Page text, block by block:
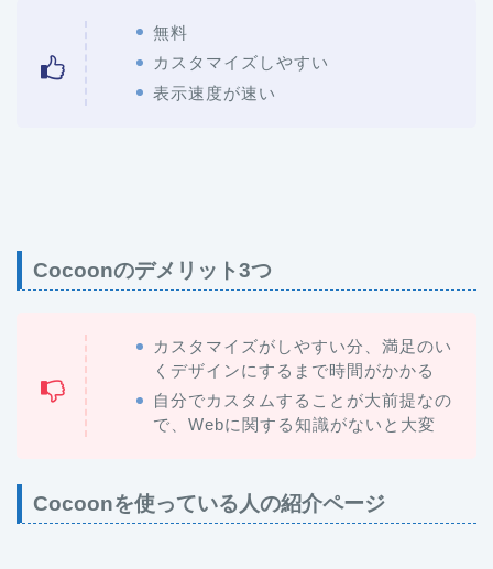
無料
カスタマイズしやすい
表示速度が速い
Cocoonのデメリット3つ
カスタマイズがしやすい分、満足のい
くデザインにするまで時間がかかる
自分でカスタムすることが大前提なの
で、Webに関する知識がないと大変
Cocoonを使っている人の紹介ページ